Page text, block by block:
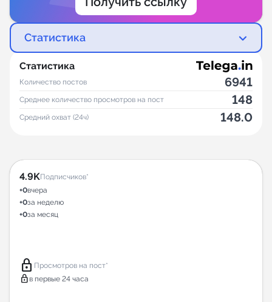
Статистика
Статистика
Количество постов 6941
Среднее количество просмотров на пост 148
Средний охват (24ч) 148.0
4.9KПодписчиков*
+0вчера
+0за неделю
+0за месяц
lock Просмотров на пост*
lock в первые 24 часа